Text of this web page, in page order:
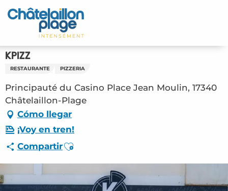
Aller
au
principal
Inicio – ES
Descubra
Actividades
Vivir
Citas
Su estancia - ES
RES – KPIZZ (Châtelaillon-Plage) #3484513
KPIZZ
RESTAURANTE PIZZERIA
Principauté du Casino Place Jean Moulin, 17340
Châtelaillon-Plage
Cómo llegar
¡Voy en tren!
CompartirAjouter aux favoris